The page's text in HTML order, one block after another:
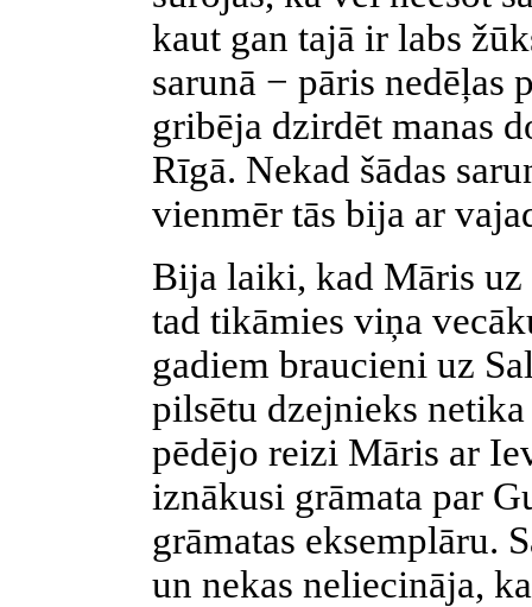
kaut gan tajā ir labs
sarunā − pāris nedēļas
gribēja dzirdēt manas
Rīgā. Nekad šādas
vienmēr tās bija ar
Bija laiki, kad Māris uz
tad tikāmies viņa
gadiem braucieni uz
pilsētu dzejnieks
pēdējo reizi Māris ar
iznākusi grāmata par
grāmatas eksemplāru.
un nekas neliecināja,